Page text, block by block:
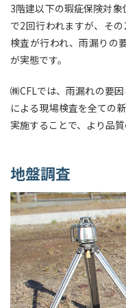
3階建以下の瑕疵保険対
で2回行われますが、そ
検査が行われ、雨漏りの
が実態です。
㈱CFLでは、雨漏れの要
による現場検査を全ての
実施することで、より品
地盤調査